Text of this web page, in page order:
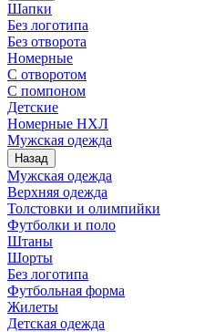
Шапки
Без логотипа
Без отворота
Номерные
С отворотом
С помпоном
Детские
Номерные НХЛ
Мужская одежда
Назад
Мужская одежда
Верхняя одежда
Толстовки и олимпийки
Футболки и поло
Штаны
Шорты
Без логотипа
Футбольная форма
Жилеты
Детская одежда